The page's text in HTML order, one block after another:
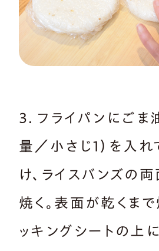
3．フライパンにごま
量／小さじ1）を入
け、ライスバンズの
焼く。表面が乾くまで
ッキングシートの上